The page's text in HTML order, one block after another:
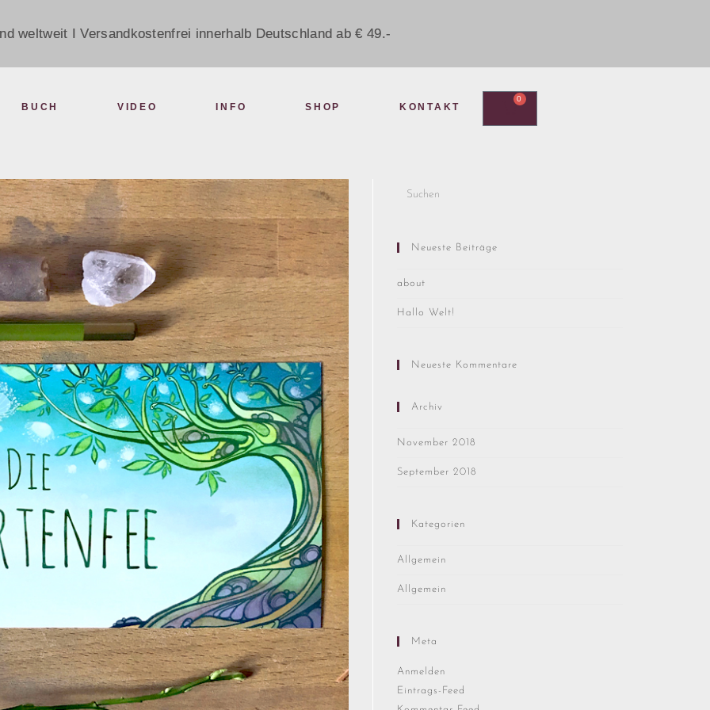
weltweit I Versandkostenfrei innerhalb Deutschland ab € 49.-
BUCH VIDEO INFO SHOP KONTAKT
0
Neueste Beiträge
about
Hallo Welt!
Neueste Kommentare
Archiv
November 2018
September 2018
Kategorien
Allgemein
Allgemein
Meta
Anmelden
Eintrags-Feed